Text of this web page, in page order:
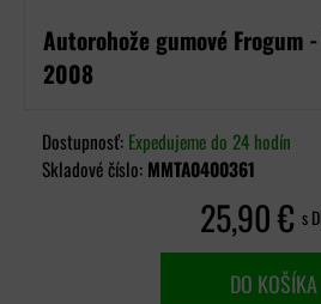
Autorohože gumové Frogum
2008
Dostupnosť: Expedujeme do 24 hodín
Skladové číslo: MMTA0400361
25,90 € s
DO KOŠÍKA